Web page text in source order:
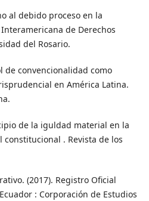
al debido proceso en la
de Derechos
del Rosario.
de convencionalidad como
en América Latina.
de la iguldad material en la
. Revista de los
(2017). Registro Oficial
: Corporación de Estudios